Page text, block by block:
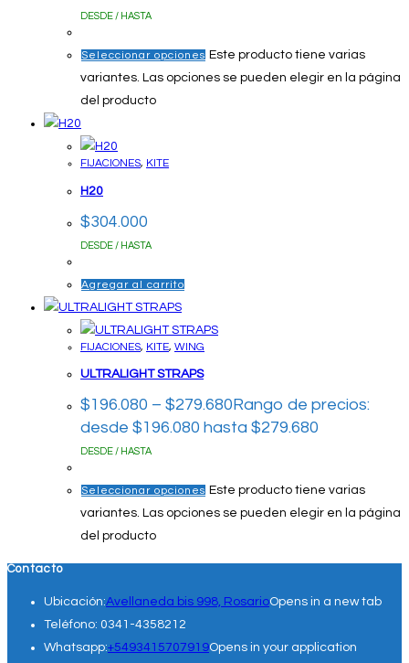
DESDE / HASTA
Seleccionar opciones Este producto tiene varias
variantes. Las opciones se pueden elegir en la página
del producto
FIJACIONES, KITE
H20
$304.000
DESDE / HASTA
Agregar al carrito
FIJACIONES, KITE, WING
ULTRALIGHT STRAPS
$196.080 – $279.680Rango de precios:
desde $196.080 hasta $279.680
DESDE / HASTA
Seleccionar opciones Este producto tiene varias
variantes. Las opciones se pueden elegir en la página
del producto
Contacto
Ubicación:Avellaneda bis 998, RosarioOpens in a new tab
Teléfono: 0341-4358212
Whatsapp:+5493415707919Opens in your application